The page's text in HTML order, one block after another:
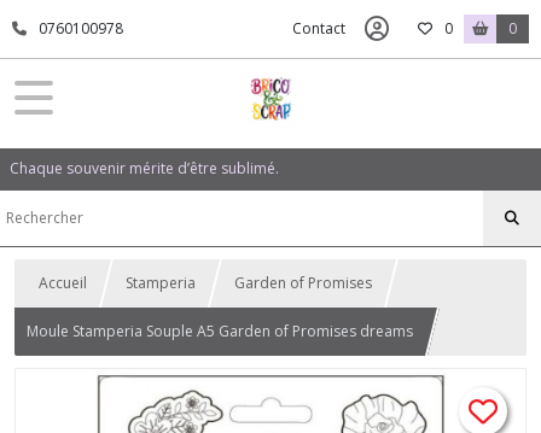
0760100978 Contact 0 0
Chaque souvenir mérite d’être sublimé.
Accueil Stamperia Garden of Promises
Moule Stamperia Souple A5 Garden of Promises dreams